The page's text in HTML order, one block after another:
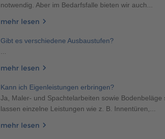
notwendig. Aber im Bedarfsfalle bieten wir auch...
mehr lesen
Gibt es verschiedene Ausbaustufen?
mehr lesen
Kann ich Eigenleistungen erbringen?
Ja, Maler- und Spachtelarbeiten sowie
lassen einzelne Leistungen wie z. B. Innentüren,...
mehr lesen